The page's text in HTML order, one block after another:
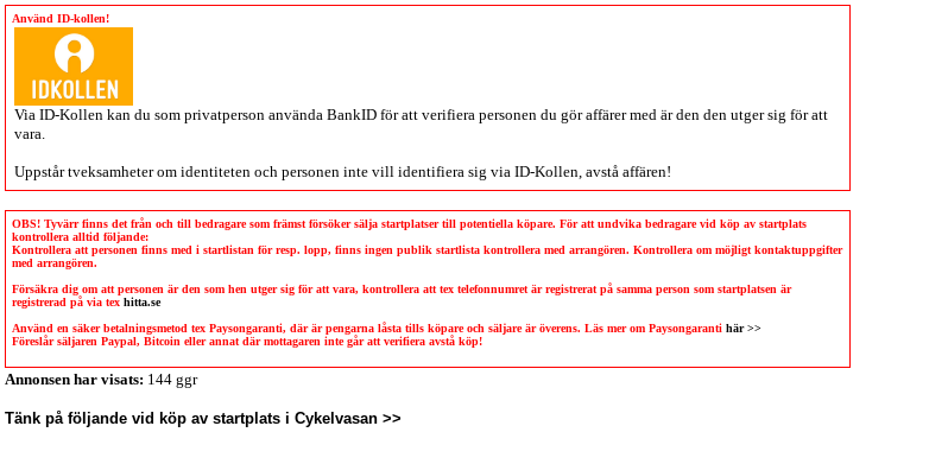
Använd ID-kollen!
Via ID-Kollen kan du som privatperson använda BankID för att verifiera personen du gör affärer med är den den utger sig för att
vara.
Uppstår tveksamheter om identiteten och personen inte vill identifiera sig via ID-Kollen , avstå affären!
OBS! Tyvärr finns det från och till bedragare som främst försöker sälja startplatser till potentiella köpare. För att undvika bedragare vid köp av startplats
kontrollera alltid följande:
Kontrollera att personen finns med i startlistan för resp. lopp, finns ingen publik startlista kontrollera med arrangören. Kontrollera om möjligt kontaktuppgifter
med arrangören.
Försäkra dig om att personen är den som hen utger sig för att vara, kontrollera att tex telefonnumret är registrerat på samma person som startplatsen är
registrerad på via tex hitta.se
Använd en säker betalningsmetod tex Paysongaranti, där är pengarna låsta tills köpare och säljare är överens. Läs mer om Paysongaranti här >>
Föreslår säljaren Paypal, Bitcoin eller annat där mottagaren inte går att verifiera avstå köp!
Annonsen har visats: 144 ggr
Tänk på följande vid köp av startplats i Cykelvasan >>